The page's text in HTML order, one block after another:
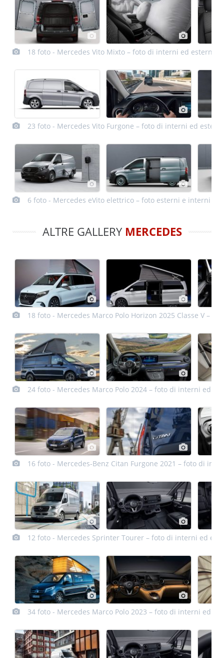
18 foto - Mercedes Vito Mixto – foto di interni ed esterni
23 foto - Mercedes Vito Furgone – foto di interni ed esterni
6 foto - Mercedes eVito elettrico – foto esterni e interni
ALTRE GALLERY MERCEDES
18 foto - Mercedes Marco Polo Horizon 2025 Classe V –
24 foto - Mercedes Marco Polo 2024 – foto di interni ed
16 foto - Mercedes-Benz Citan Furgone 2021 – foto di
12 foto - Mercedes Sprinter Tourer – foto di interni ed
34 foto - Mercedes Marco Polo 2023 – foto di interni ed